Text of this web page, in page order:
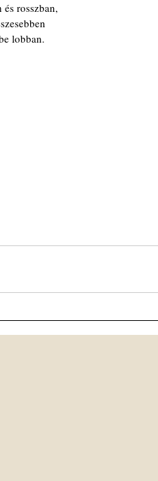
rosszban,
lobban.